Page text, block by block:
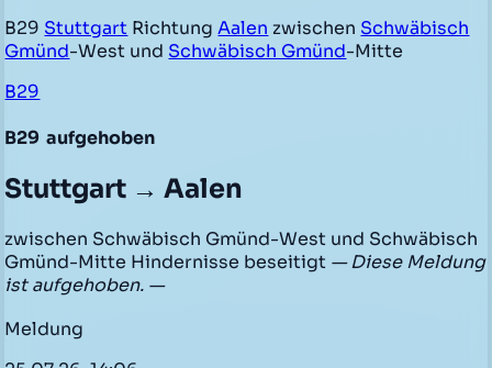
B29 Stuttgart RichtungAalen zwischen Schwäbisch
Gmünd-West und Schwäbisch Gmünd-Mitte
B29
B29 aufgehoben
Stuttgart → Aalen
zwischen Schwäbisch Gmünd-West und Schwäbisch
Gmünd-Mitte Hindernisse beseitigt — Diese Meldung
ist aufgehoben. —
Meldung